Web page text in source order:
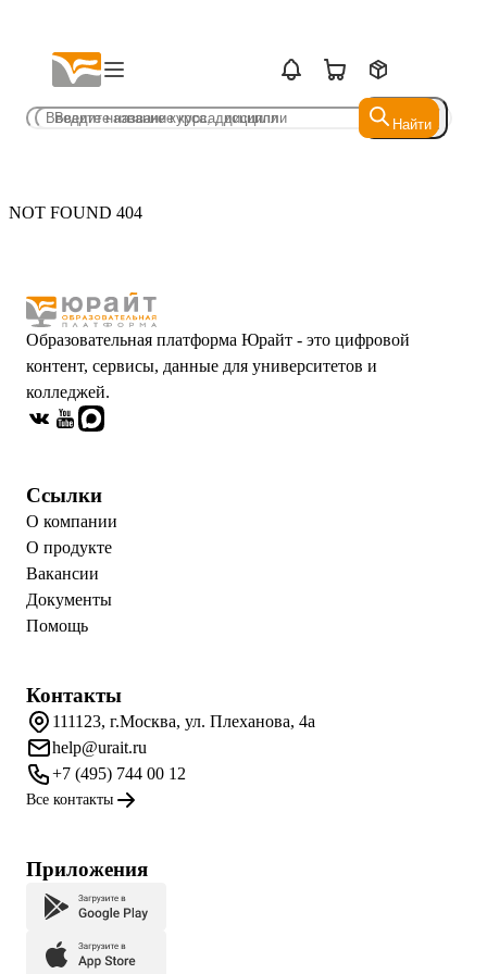
Найти
Найти
NOT FOUND 404
Образовательная платформа Юрайт - это цифровой
контент, сервисы, данные для университетов и
колледжей.
Ссылки
О компании
О продукте
Вакансии
Документы
Помощь
Контакты
111123, г.Москва, ул. Плеханова, 4а
help@urait.ru
+7 (495) 744 00 12
Все контакты
Приложения